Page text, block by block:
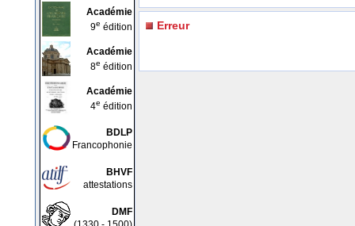
Académie
9e édition
Académie
8e édition
Académie
4e édition
BDLP
Francophonie
BHVF
attestations
DMF
Erreur